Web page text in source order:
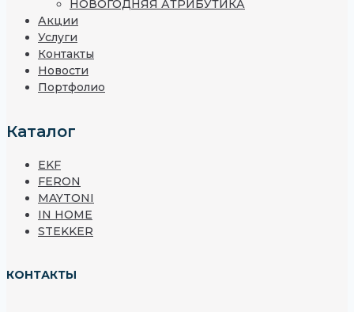
НОВОГОДНЯЯ АТРИБУТИКА
Акции
Услуги
Контакты
Новости
Портфолио
Каталог
EKF
FERON
MAYTONI
IN HOME
STEKKER
КОНТАКТЫ